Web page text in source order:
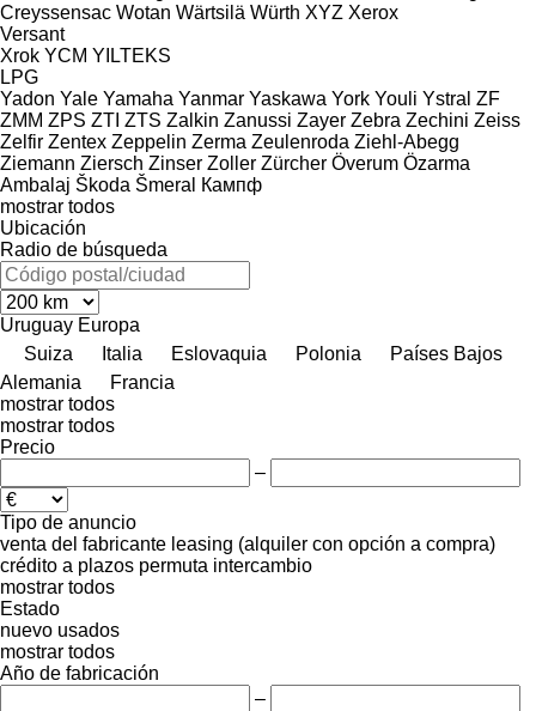
Creyssensac Wotan Wärtsilä Würth XYZ Xerox
Versant
Xrok YCM YILTEKS
LPG
Yadon Yale Yamaha Yanmar Yaskawa York Youli Ystral ZF
ZMM ZPS ZTI ZTS Zalkin Zanussi Zayer Zebra Zechini Zeiss
Zelfir Zentex Zeppelin Zerma Zeulenroda Ziehl-Abegg
Ziemann Ziersch Zinser Zoller Zürcher Överum Özarma
Ambalaj Škoda Šmeral
Кампф
mostrar todos
Ubicación
Radio de búsqueda
Uruguay Europa
Suiza
Italia Eslovaquia Polonia
Países Bajos
Alemania
Francia
mostrar todos
mostrar todos
Precio
–
Tipo de anuncio
venta del fabricante leasing (alquiler con opción a compra)
crédito a plazos permuta intercambio
mostrar todos
Estado
nuevo usados
mostrar todos
Año de fabricación
–